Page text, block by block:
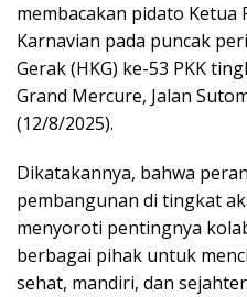
membacakan pidato Ketua
Karnavian pada puncak
Gerak (HKG) ke-53 PKK
Grand Mercure, Jalan
(12/8/2025).
Dikatakannya, bahwa
pembangunan di tingkat
menyoroti pentingnya
berbagai pihak untuk
sehat, mandiri, dan